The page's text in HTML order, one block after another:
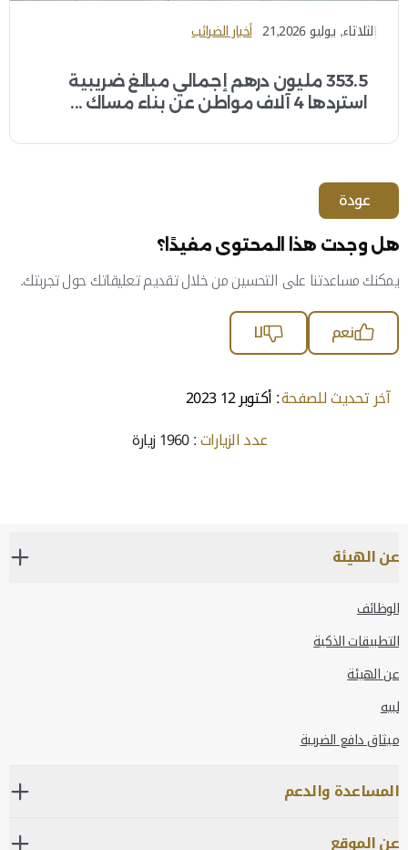
الثلاثاء, يوليو 21,2026 أخبار الضرائب
353.5 مليون درهم إجمالي مبالغ ضريبية
استردها 4 آلاف مواطن عن بناء مساك ...
عودة
هل وجدت هذا المحتوى مفيدًا؟
يمكنك مساعدتنا على التحسين من خلال تقديم تعليقاتك حول تجربتك.
نعم
لا
آخر تحديث للصفحة: أكتوبر 12 2023
عدد الزيارات: 1960 زيارة
عن الهيئة
الوظائف
التطبيقات الذكية
عن الهيئة
لبيه
ميثاق دافع الضريبة
المساعدة والدعم
عن الموقع